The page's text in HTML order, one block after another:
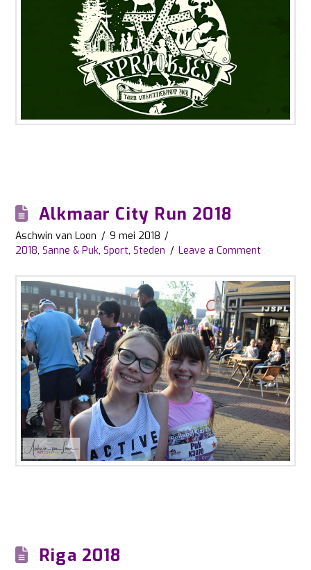
Alkmaar City Run 2018
Aschwin van Loon
9 mei 2018
2018,Sanne & Puk,Sport,Steden Leave a Comment
Riga 2018